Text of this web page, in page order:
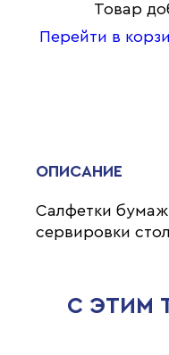
Товар
Перейти в
ОПИСАНИЕ
Салфетки
сервировки
С ЭТИМ